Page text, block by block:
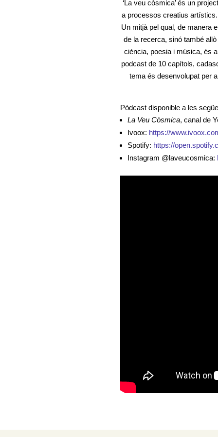
‘La veu còsmica’ és un
a processos creatius
Un mitjà pel qual, de manera
de la recerca, sinó també
ciència, poesia i música, és
podcast de 10 capítols,
tema és desenvolupat per
Pòdcast disponible a les
La Veu Còsmica, canal de
Ivoox: https://
Spotify: https://
Instagram @laveucosmica: